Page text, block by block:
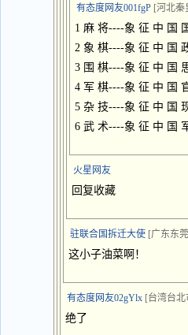
有态度网友001fgP [河北秦
1 麻 将----象 征 中 国
2 象 棋----象 征 中 国
3 围 棋----象 征 中 国
4 军 棋----象 征 中 国
5 杂 技----象 征 中 国
6 武 术----象 征 中 国
火星网友
回复收藏
驻联合国拆迁大使 [广东东
这小子油菜啊！
有态度网友02gYlx [台湾台北
绝了